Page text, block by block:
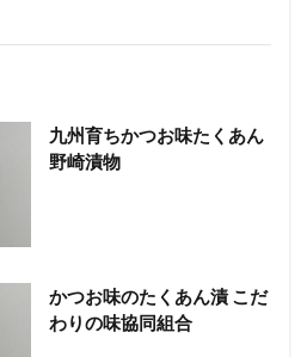
九州育ちかつお味たくあん
野崎漬物
かつお味のたくあん漬 こだ
わりの味協同組合